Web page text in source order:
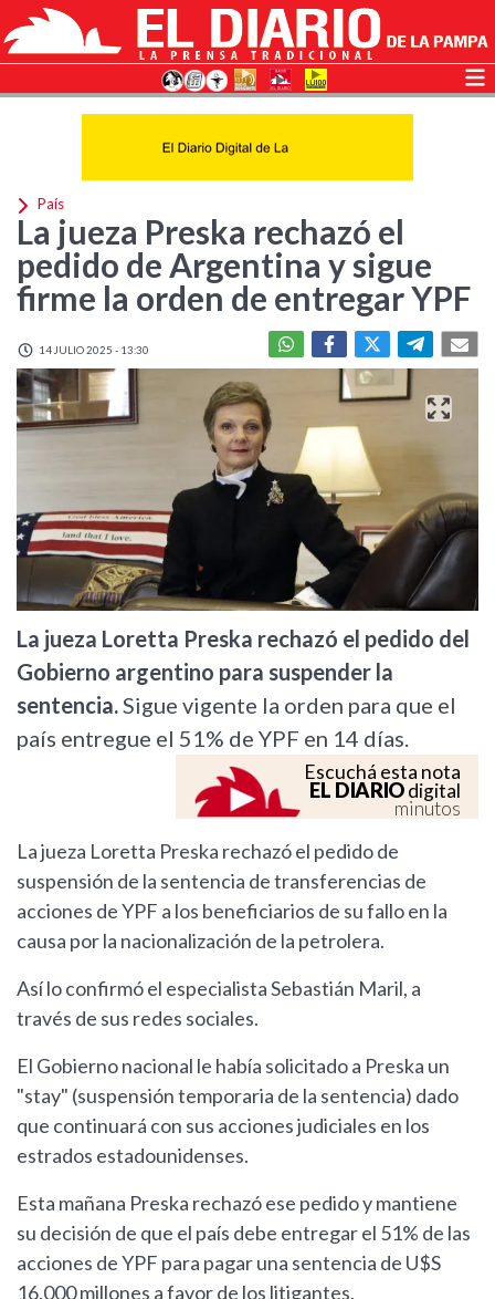
País
La jueza Preska rechazó el
pedido de Argentina y sigue
firme la orden de entregar YPF
14 JULIO 2025 - 13:30
La jueza Loretta Preska rechazó el pedido del
Gobierno argentino para suspender la
sentencia.Sigue vigente la orden para que el
país entregue el 51% de YPF en 14 días.
Escuchá esta nota
EL DIARIOdigital
minutos
La jueza Loretta Preska rechazó el pedido de
suspensión de la sentencia de transferencias de
acciones de YPF a los beneficiarios de su fallo en la
causa por la nacionalización de la petrolera.
Así lo confirmó el especialista Sebastián Maril, a
través de sus redes sociales.
El Gobierno nacional le había solicitado a Preska un
"stay" (suspensión temporaria de la sentencia) dado
que continuará con sus acciones judiciales en los
estrados estadounidenses.
Esta mañana Preska rechazó ese pedido y mantiene
su decisión de que el país debe entregar el 51% de las
acciones de YPF para pagar una sentencia de U$S
16.000 millones a favor de los litigantes.